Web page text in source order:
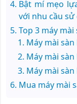
Bật mí mẹo
với nhu cầu sử
Top 3 máy
Máy mài sàn
Máy mài
Máy mài
Mua máy mài